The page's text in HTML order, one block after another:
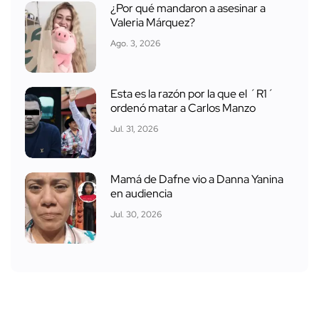
¿Por qué mandaron a asesinar a
Valeria Márquez?
Ago. 3, 2026
Esta es la razón por la que el ´R1´
ordenó matar a Carlos Manzo
Jul. 31, 2026
Mamá de Dafne vio a Danna Yanina
en audiencia
Jul. 30, 2026